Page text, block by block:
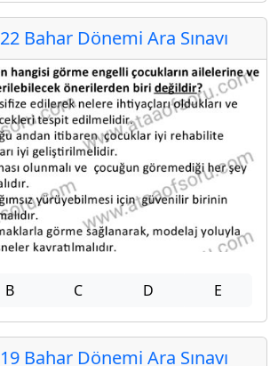
Bahar Dönemi Ara Sınavı
B C D E
Bahar Dönemi Ara Sınavı